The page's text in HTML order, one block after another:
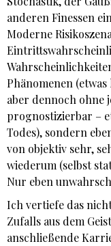
anderen Finessen
Moderne
Phänomenen
aber dennoch ohne
prognostizierbar –
Todes), sondern
von objektiv sehr,
wiederum (selbst
Nur eben
Ich vertiefe das
Zufalls aus dem
anschließende